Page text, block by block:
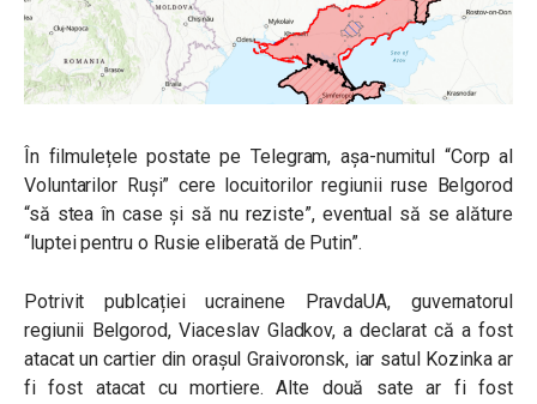
În filmulețele postate pe Telegram, așa-numitul “Corp al
Voluntarilor Ruși” cere locuitorilor regiunii ruse Belgorod
“să stea în case și să nu reziste”, eventual să se alăture
“luptei pentru o Rusie eliberată de Putin”.
Potrivit publcației ucrainene PravdaUA, guvernatorul
regiunii Belgorod, Viaceslav Gladkov, a declarat că a fost
atacat un cartier din orașul Graivoronsk, iar satul Kozinka ar
fi fost atacat cu mortiere. Alte două sate ar fi fost